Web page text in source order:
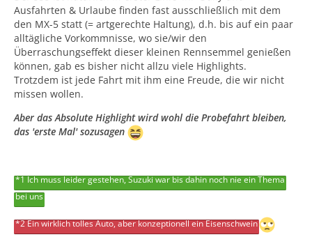
Ausfahrten & Urlaube finden fast ausschließlich mit dem
den MX-5 statt (= artgerechte Haltung), d.h. bis auf ein paar
alltägliche Vorkommnisse, wo sie/wir den
Überraschungseffekt dieser kleinen Rennsemmel genießen
können, gab es bisher nicht allzu viele Highlights.
Trotzdem ist jede Fahrt mit ihm eine Freude, die wir nicht
missen wollen.
Aber das Absolute Highlight wird wohl die Probefahrt bleiben,
das 'erste Mal' sozusagen
*1 Ich muss leider gestehen, Suzuki war bis dahin noch nie ein Thema
bei uns
*2 Ein wirklich tolles Auto, aber konzeptionell ein Eisenschwein